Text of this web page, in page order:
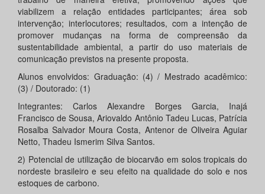
viabilizem a relação entidades participantes; área sob
intervenção; interlocutores; resultados, com a intenção de
promover mudanças na forma de compreensão da
sustentabilidade ambiental, a partir do uso materiais de
comunicação previstos na presente proposta.
Alunos envolvidos: Graduação: (4) / Mestrado acadêmico:
(3) / Doutorado: (1)
Integrantes: Carlos Alexandre Borges Garcia, Inajá
Francisco de Sousa, Ariovaldo Antônio Tadeu Lucas, Patrícia
Rosalba Salvador Moura Costa, Antenor de Oliveira Aguiar
Netto, Thadeu Ismerim Silva Santos.
2) Potencial de utilização de biocarvão em solos tropicais do
nordeste brasileiro e seu efeito na qualidade do solo e nos
estoques de carbono.